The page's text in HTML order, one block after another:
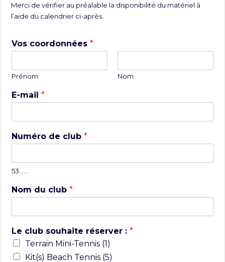
Merci de vérifier au préalable la disponibilité du matériel à
l’aide du calendrier ci-après.
Vos coordonnées*
Prénom Nom
E-mail*
Numéro de club*
53……
Nom du club*
Le club souhaite réserver :*
Terrain Mini-Tennis (1)
Kit(s) Beach Tennis (5)